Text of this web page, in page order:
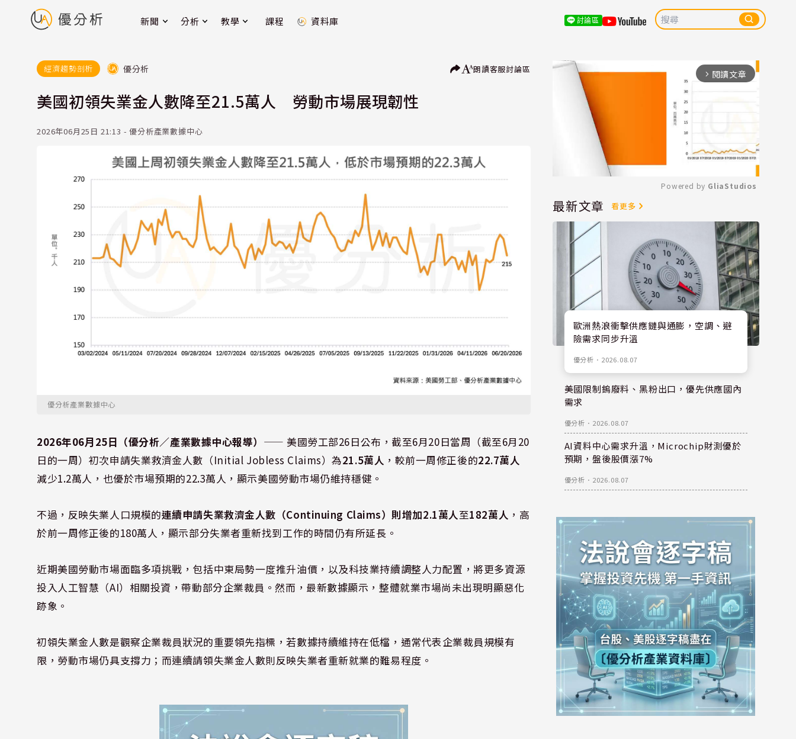
新聞 分析 教學 課程 資料庫 討論區
經濟趨勢剖析 優分析 朗讀客服討論區
美國初領失業金人數降至21.5萬人 勞動市場展現韌性
2026年06月25日 21:13 - 優分析產業數據中心
優分析產業數據中心
2026年06月25日（優分析／產業數據中心報導） ⸺ 美國勞工部26日公布，截至6月20日當周（截至6月20
日的一周）初次申請失業救濟金人數（Initial Jobless Claims）為21.5萬人 ，較前一周修正後的22.7萬人
減少1.2萬人，也優於市場預期的22.3萬人，顯示美國勞動市場仍維持穩健。
不過，反映失業人口規模的連續申請失業救濟金人數（Continuing Claims）則增加2.1萬人 至182萬人 ，高
於前一周修正後的180萬人，顯示部分失業者重新找到工作的時間仍有所延長。
近期美國勞動市場面臨多項挑戰，包括中東局勢一度推升油價，以及科技業持續調整人力配置，將更多資源
投入人工智慧（AI）相關投資，帶動部分企業裁員。然而，最新數據顯示，整體就業市場尚未出現明顯惡化
跡象。
初領失業金人數是觀察企業裁員狀況的重要領先指標，若數據持續維持在低檔，通常代表企業裁員規模有
限，勞動市場仍具支撐力；而連續請領失業金人數則反映失業者重新就業的難易程度。
arrow_forward_ios 閱讀文章
Mute
Powered by GliaStudios
最新文章 看更多
歐洲熱浪衝擊供應鏈與通膨，空調、避
險需求同步升溫
優分析 ． 2026.08.07
美國限制鎢廢料、黑粉出口，優先供應國內
需求
優分析 ． 2026.08.07
AI資料中心需求升溫，Microchip財測優於
預期，盤後股價漲7%
優分析 ． 2026.08.07